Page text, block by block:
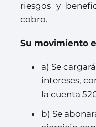
riesgos y
cobro.
Su movimiento
a) Se
intereses,
la cuenta
b) Se